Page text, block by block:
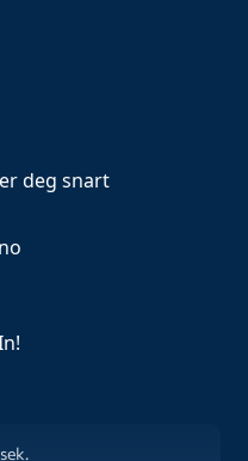
deg snart